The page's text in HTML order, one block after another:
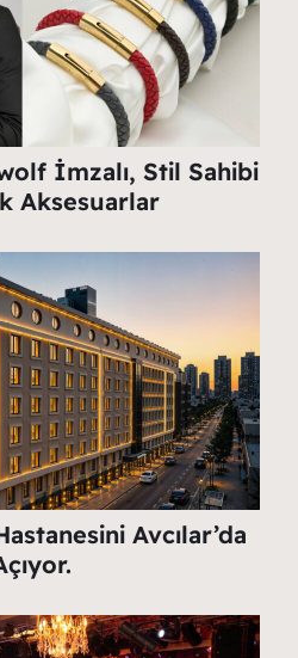
İmzalı, Stil Sahibi
Aksesuarlar
Avcılar’da